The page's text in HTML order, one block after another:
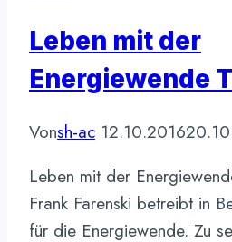
Leben mit der
Energiewende
Vonsh-ac 12.10.2016
Leben mit der
Frank Farenski betreibt in
für die Energiewende. Zu